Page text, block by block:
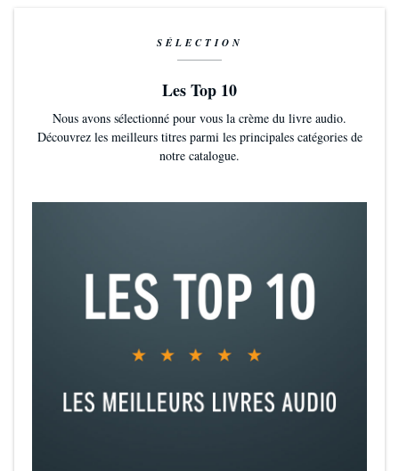
SÉLECTION
Les Top 10
Nous avons sélectionné pour vous la crème du livre audio.
Découvrez les meilleurs titres parmi les principales catégories de
notre catalogue.